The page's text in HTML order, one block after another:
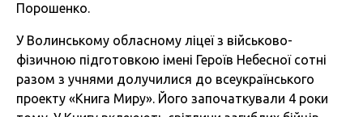
Порошенко.
У Волинському обласному ліцеї з військово-
фізичною підготовкою імені Героїв Небесної сотні
разом з учнями долучилися до всеукраїнського
проекту «Книга Миру». Його започаткували 4 роки